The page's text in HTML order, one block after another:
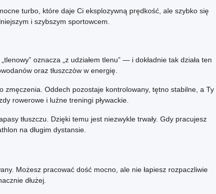
turbo, które daje Ci eksplozywną prędkość, ale szybko się
i szybszym sportowcem.
oznacza „z udziałem tlenu” — i dokładnie tak działa ten
oraz tłuszczów w energię.
zmęczenia. Oddech pozostaje kontrolowany, tętno stabilne, a Ty
rowerowe i luźne treningi pływackie.
tłuszczu. Dzięki temu jest niezwykle trwały. Gdy pracujesz
na długim dystansie.
Możesz pracować dość mocno, ale nie łapiesz rozpaczliwie
dłużej.